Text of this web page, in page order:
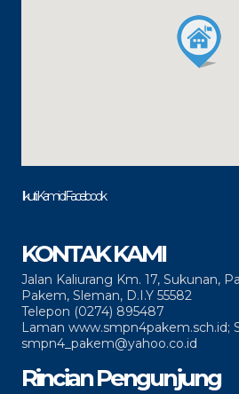
Ikuti Kami di Facebook
KONTAK KAMI
Jalan Kaliurang Km. 17, Sukunan,
Pakem, Sleman, D.I.Y 55582
Telepon (0274) 895487
Laman www.smpn4pakem.sch.id;
smpn4_pakem@yahoo.co.id
Rincian Pengunjung